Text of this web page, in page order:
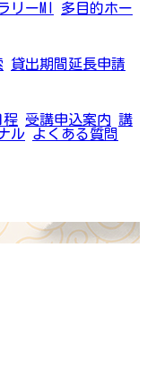
リーMI
多目的ホー
貸出期間延長申請
程 受講申込案内 講
ル よくある質問